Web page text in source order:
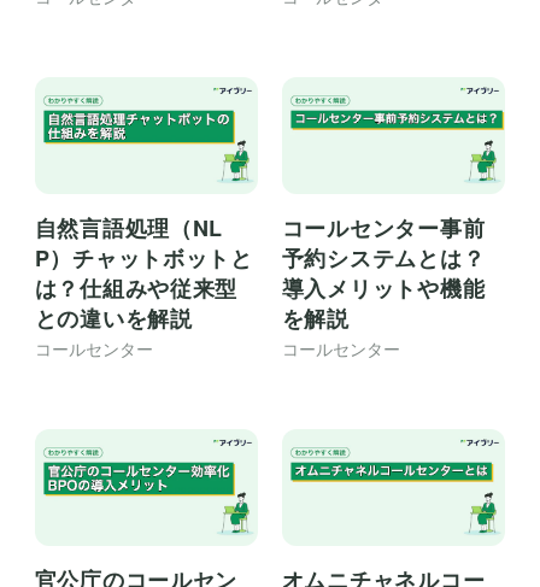
自然言語処理（NL
P）チャットボットと
は？仕組みや従来型
との違いを解説
コールセンター
コールセンター事前
予約システムとは？
導入メリットや機能
を解説
コールセンター
官公庁のコールセン オムニチャネルコー